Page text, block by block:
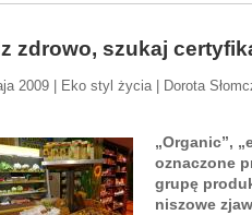
zdrowo, szukaj
2009 | Eko styl życia | Dorota
„Organic”,
oznaczone
grupę
niszowe